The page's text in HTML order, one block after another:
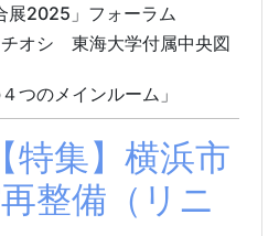
2025」フォーラム
オシ 東海大学付属中央図
つのメインルーム」
特集】横浜市
整備（リニ